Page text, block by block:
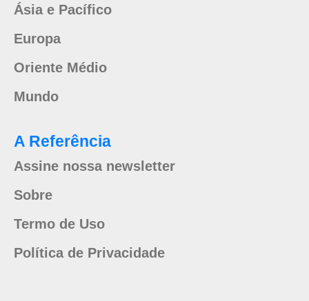
Ásia e Pacífico
Europa
Oriente Médio
Mundo
A Referência
Assine nossa newsletter
Sobre
Termo de Uso
Política de Privacidade